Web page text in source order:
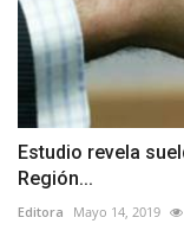
Estudio revela
Región...
Editora Mayo 14, 2019